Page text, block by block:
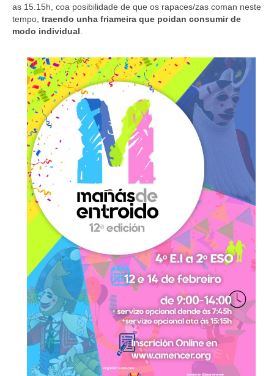
as 15.15h, coa posibilidade de que os rapaces/zas coman neste
tempo, traendo unha friameira que poidan consumir de
modo individual